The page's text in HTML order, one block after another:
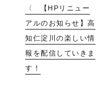
【HPリニュー
アルのお知らせ】高
知仁淀川の楽しい情
報を配信していきま
す！